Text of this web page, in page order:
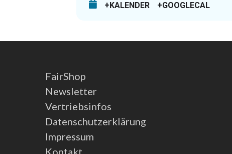
+KALENDER +GOOGLECAL
FairShop
Newsletter
Vertriebsinfos
Datenschutzerklärung
Impressum
Kontakt